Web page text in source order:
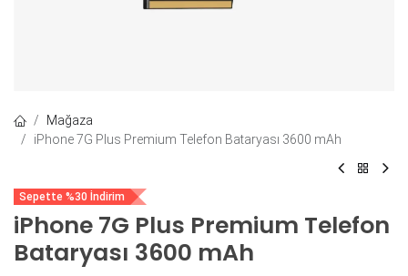
Mağaza
iPhone 7G Plus Premium Telefon Bataryası 3600 mAh
Sepette %30 İndirim
iPhone 7G Plus Premium Telefon
Bataryası 3600 mAh